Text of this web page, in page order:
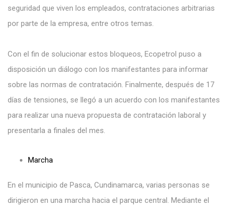
seguridad que viven los empleados, contrataciones arbitrarias
por parte de la empresa, entre otros temas.
Con el fin de solucionar estos bloqueos, Ecopetrol puso a
disposición un diálogo con los manifestantes para informar
sobre las normas de contratación. Finalmente, después de 17
días de tensiones, se llegó a un acuerdo con los manifestantes
para realizar una nueva propuesta de contratación laboral y
presentarla a finales del mes.
Marcha
En el municipio de Pasca, Cundinamarca, varias personas se
dirigieron en una marcha hacia el parque central. Mediante el